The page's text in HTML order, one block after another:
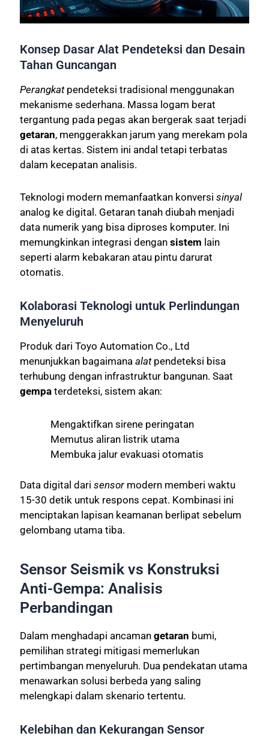
Konsep Dasar Alat Pendeteksi dan Desain
Tahan Guncangan
Perangkatpendeteksi tradisional menggunakan
mekanisme sederhana. Massa logam berat
tergantung pada pegas akan bergerak saat terjadi
getaran, menggerakkan jarum yang merekam pola
di atas kertas. Sistem ini andal tetapi terbatas
dalam kecepatan analisis.
Teknologi modern memanfaatkan konversisinyal
analog ke digital. Getaran tanah diubah menjadi
data numerik yang bisa diproses komputer. Ini
memungkinkan integrasi dengansistem lain
seperti alarm kebakaran atau pintu darurat
otomatis.
Kolaborasi Teknologi untuk Perlindungan
Menyeluruh
Produk dari Toyo Automation Co., Ltd
menunjukkan bagaimanaalatpendeteksi bisa
terhubung dengan infrastruktur bangunan. Saat
gempa terdeteksi, sistem akan:
Mengaktifkan sirene peringatan
Memutus aliran listrik utama
Membuka jalur evakuasi otomatis
Data digital darisensor modern memberi waktu
15-30 detik untuk respons cepat. Kombinasi ini
menciptakan lapisan keamanan berlipat sebelum
gelombang utama tiba.
Sensor Seismik vs Konstruksi
Anti-Gempa: Analisis
Perbandingan
Dalam menghadapi ancamangetaran bumi,
pemilihan strategi mitigasi memerlukan
pertimbangan menyeluruh. Dua pendekatan utama
menawarkan solusi berbeda yang saling
melengkapi dalam skenario tertentu.
Kelebihan dan Kekurangan Sensor